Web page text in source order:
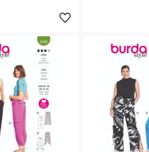
Lägg till i favoriter